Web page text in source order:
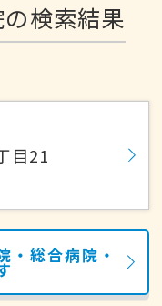
検索結果
目21
・総合病院・